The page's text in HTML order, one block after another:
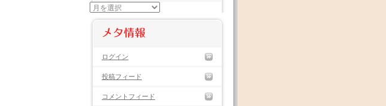
過
去
メタ情報
ログイン
投稿フィード
コメントフィード